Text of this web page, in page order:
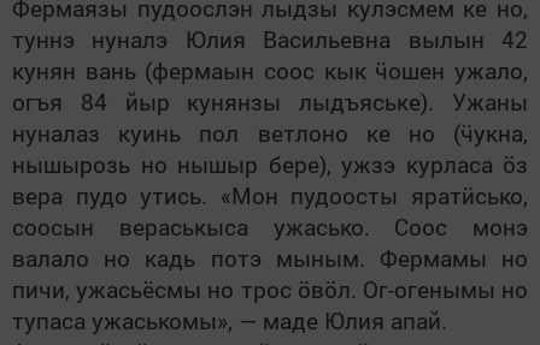
Фермаязы пудоослэн лыдзы кулэсмем ке но,
туннэ нуналэ Юлия Васильевна вылын 42
кунян вань (фермаын соос кык ӵошен ужало,
огъя 84 йыр кунянзы лыдъяське). Ужаны
нуналаз куинь пол ветлоно ке но (ӵукна,
нышырозь но нышыр бере), ужзэ курласа ӧз
вера пудо утись. «Мон пудоосты яратӥсько,
соосын вераськыса ужасько. Соос монэ
валало но кадь потэ мыным. Фермамы но
пичи, ужасьёсмы но трос ӧвӧл. Ог-огенымы но
тупаса ужаськомы», — маде Юлия апай.